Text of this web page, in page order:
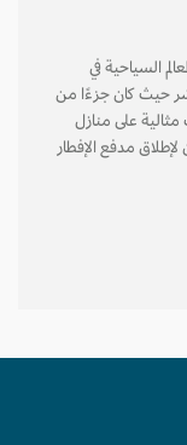
السياحية في
حيث كان جزءًا من
على منازل
مدفع الإفطار